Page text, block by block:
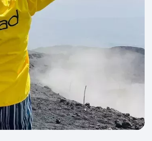
doorgaat? Bij een
van het aantal
garantie bieden.
vertrek’. Dit zijn
en ervaring met 99%
Slechts in zeer zeldzame
alsnog moet worden